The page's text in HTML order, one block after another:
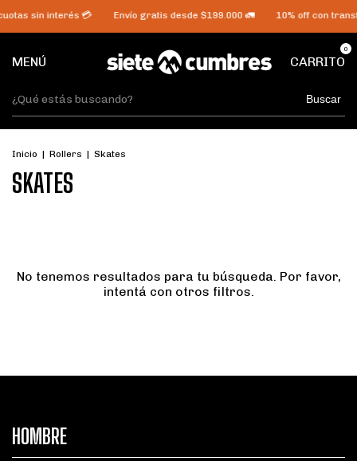
sin interés 💳 Envío gratis desde $199.000 🚛 10% off con
MENÚ CARRITO
0
Buscar
Inicio | Rollers | Skates
SKATES
No tenemos resultados para tu búsqueda. Por favor,
intentá con otros filtros.
HOMBRE